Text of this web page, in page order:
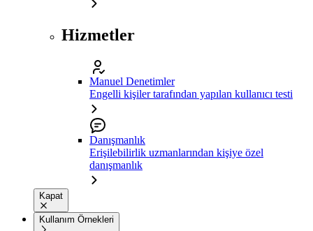
Hizmetler
Manuel Denetimler
Engelli kişiler tarafından yapılan kullanıcı testi
Danışmanlık
Erişilebilirlik uzmanlarından kişiye özel
danışmanlık
Kapat
Kullanım Örnekleri